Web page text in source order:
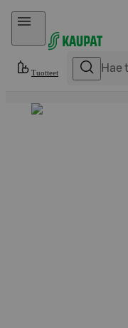
Hyppää sisältöön
Tuotteet